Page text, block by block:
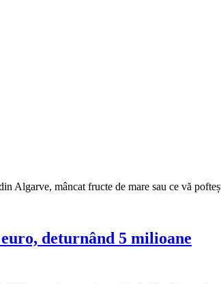
mâncat fructe de mare sau ce vă
deturnând 5 milioane